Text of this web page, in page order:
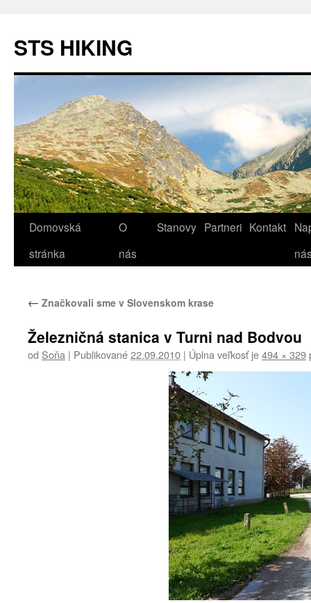
STS HIKING
Preskočiť
na
Domovská
stránka
O
nás
Stanovy Partneri Kontakt
← Značkovali sme v Slovenskom krase
Železničná stanica v Turni nad Bodvou
od Soňa | Publikované22.09.2010 | Úplna veľkosť je494 × 329